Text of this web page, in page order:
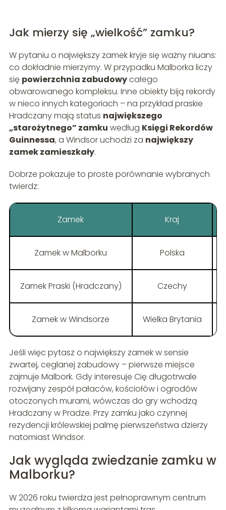
Jak mierzy się „wielkość” zamku?
W pytaniu o największy zamek kryje się ważny niuans:
co dokładnie mierzymy. W przypadku Malborka liczy
się powierzchnia zabudowycałego
obwarowanego kompleksu. Inne obiekty biją rekordy
w nieco innych kategoriach – na przykład praskie
Hradczany mają status największego
„starożytnego” zamku według Księgi Rekordów
Guinnessa, a Windsor uchodzi za największy
zamek zamieszkały.
Dobrze pokazuje to proste porównanie wybranych
twierdz:
Zamek Kraj
Zamek w Malborku Polska
Zamek Praski (Hradczany) Czechy
Zamek w Windsorze Wielka Brytania
Jeśli więc pytasz o największy zamek w sensie
zwartej, ceglanej zabudowy – pierwsze miejsce
zajmuje Malbork. Gdy interesuje Cię długotrwale
rozwijany zespół pałaców, kościołów i ogrodów
otoczonych murami, wówczas do gry wchodzą
Hradczany w Pradze. Przy zamku jako czynnej
rezydencji królewskiej palmę pierwszeństwa dzierży
natomiast Windsor.
Jak wygląda zwiedzanie zamku w
Malborku?
W 2026 roku twierdza jest pełnoprawnym centrum